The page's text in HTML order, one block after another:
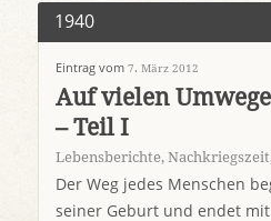
1940
Eintrag vom 7. März 2012
Auf vielen
– Teil I
Lebensberichte, Nachkriegszeit
Der Weg jedes Menschen
seiner Geburt und endet